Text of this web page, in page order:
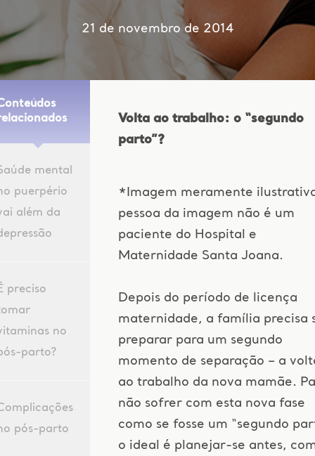
21 de novembro de 2014
mental
puerpério
além da
preciso
no
parto?
pós-parto
Volta ao trabalho: o “segundo
parto”?
*Imagem meramente
pessoa da imagem não é um
paciente do Hospital e
Maternidade Santa Joana.
Depois do período de licença
maternidade, a família precisa
preparar para um segundo
momento de separação – a
ao trabalho da nova mamãe.
não sofrer com esta nova fase
como se fosse um “segundo
o ideal é planejar-se antes,